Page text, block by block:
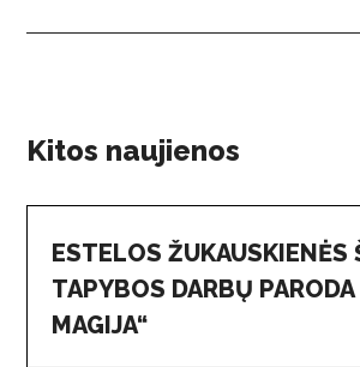
Kitos naujienos
ESTELOS ŽUKAUSKIENĖS
TAPYBOS DARBŲ PARODA
MAGIJA“